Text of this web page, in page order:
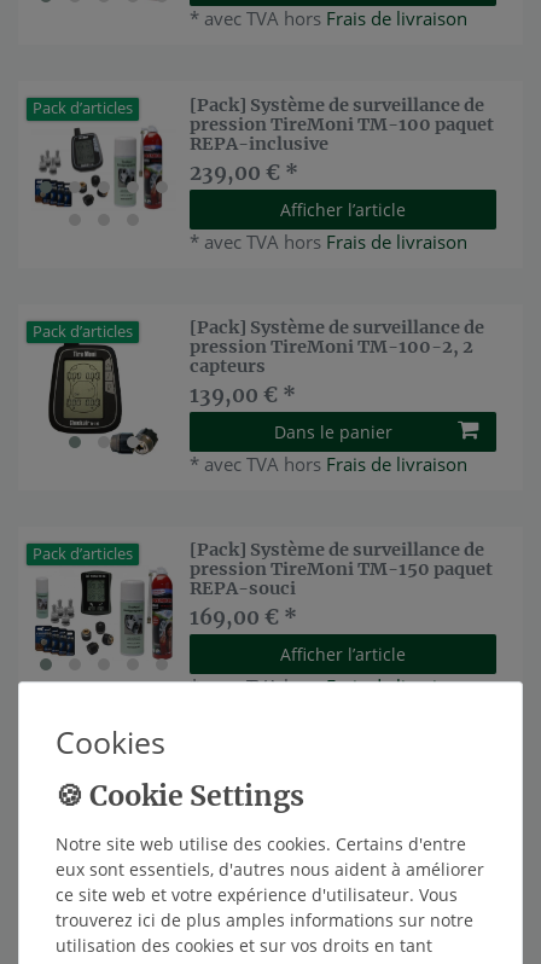
* avec TVA hors Frais de livraison
Pack d’articles
[Pack] Système de surveillance de
pression TireMoni TM-100 paquet
REPA-inclusive
239,00 € *
Afficher l’article
* avec TVA hors Frais de livraison
Pack d’articles
[Pack] Système de surveillance de
pression TireMoni TM-100-2, 2
capteurs
139,00 € *
Dans le panier
* avec TVA hors Frais de livraison
Pack d’articles
[Pack] Système de surveillance de
pression TireMoni TM-150 paquet
REPA-souci
169,00 € *
Afficher l’article
*avec TVAhorsFrais de livraison
pression TireMoni TM-150-NST
dans REPA Sparset
159,00 € *
Afficher l’article
* avec TVAhors Frais de livraison
Cookies
Notre site web utilise des cookies. Certains d'entre
eux sont essentiels, d'autres nous aident à améliorer
ce site web et votre expérience d'utilisateur. Vous
trouverez ici de plus amples informations sur notre
utilisation des cookies et sur vos droits en tant